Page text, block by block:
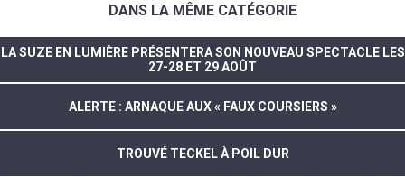
DANS LA MÊME CATÉGORIE
LA SUZE EN LUMIÈRE PRÉSENTERA SON NOUVEAU SPECTACLE LES
27-28 ET 29 AOÛT
ALERTE : ARNAQUE AUX « FAUX COURSIERS »
TROUVÉ TECKEL À POIL DUR